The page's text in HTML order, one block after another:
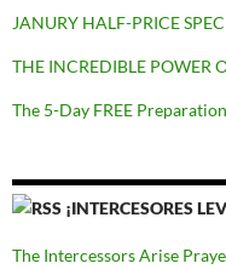
JANURY HALF-PRICE
THE INCREDIBLE POWER
The 5-Day FREE
¡INTERCESORES
The Intercessors Arise